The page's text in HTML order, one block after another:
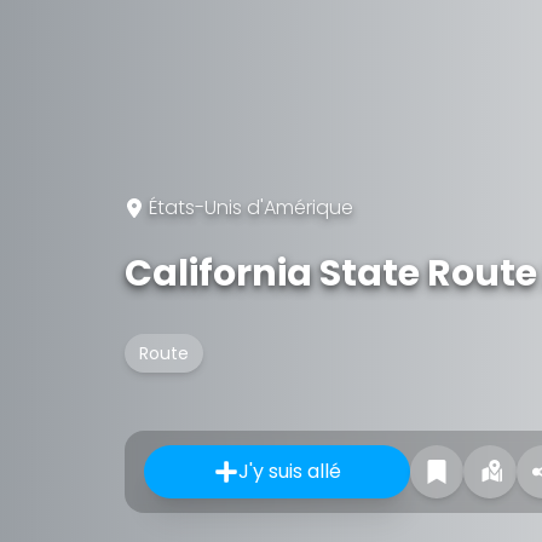
États-Unis d'Amérique
California State Route
Route
J'y suis allé